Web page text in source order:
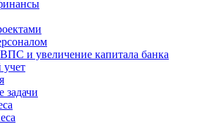
и увеличение капитала банка
учет
задачи